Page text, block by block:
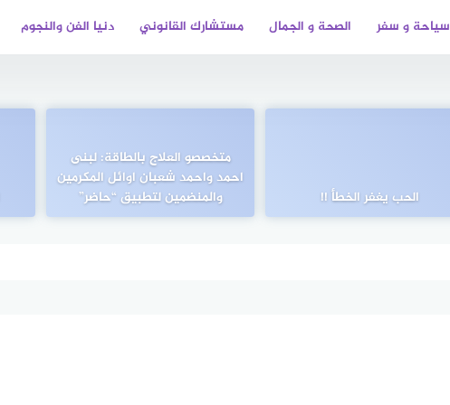
سياحة و سفر الصحة و الجمال مستشارك القانوني دنيا الفن والنجوم
الحب يغفر الخطأ !!
متخصصو العلاج بالطاقة: لبنى
احمد واحمد شعبان اوائل المكرمين
والمنضمين لتطبيق “حاضر”